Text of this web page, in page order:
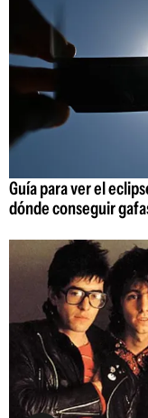
Guía para ver el
dónde conseguir